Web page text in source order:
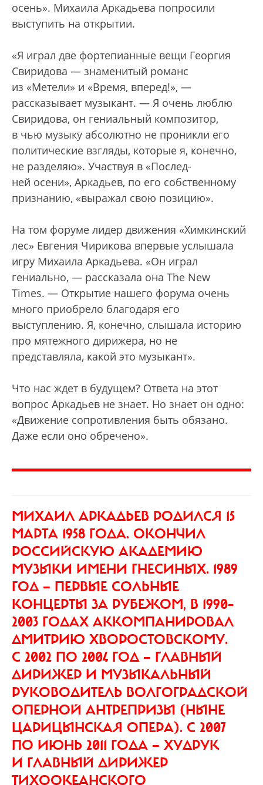
осень». Михаила Аркадьева попросили
выступить на открытии.
«Я играл две фортепианные вещи Георгия
Свиридова — знаменитый романс
из «Метели» и «Время, вперед!», —
рассказывает музыкант. — Я очень люблю
Свиридова, он гениальный композитор,
в чью музыку абсолютно не проникли его
политические взгляды, которые я, конечно,
не разделяю». Участвуя в «Послед-
ней осени», Аркадьев, по его собственному
признанию, «выражал свою позицию».
На том форуме лидер движения «Химкинский
лес» Евгения Чирикова впервые услышала
игру Михаила Аркадьева. «Он играл
гениально, — рассказала она The New
Times. — Открытие нашего форума очень
много приобрело благодаря его
выступлению. Я, конечно, слышала историю
про мятежного дирижера, но не
представляла, какой это музыкант».
Что нас ждет в будущем? Ответа на этот
вопрос Аркадьев не знает. Но знает он одно:
«Движение сопротивления быть обязано.
Даже если оно обречено».
МИХАИЛ АРКАДЬЕВ РОДИЛСЯ 15
МАРТА 1958 ГОДА. ОКОНЧИЛ
РОССИЙСКУЮ АКАДЕМИЮ
МУЗЫКИ ИМЕНИ ГНЕСИНЫХ. 1989
ГОД — ПЕРВЫЕ СОЛЬНЫЕ
КОНЦЕРТЫ ЗА РУБЕЖОМ, В 1990–
2003 ГОДАХ АККОМПАНИРОВАЛ
ДМИТРИЮ ХВОРОСТОВСКОМУ.
С 2002 ПО 2004 ГОД — ГЛАВНЫЙ
ДИРИЖЕР И МУЗЫКАЛЬНЫЙ
РУКОВОДИТЕЛЬ ВОЛГОГРАДСКОЙ
ОПЕРНОЙ АНТРЕПРИЗЫ (НЫНЕ
ЦАРИЦЫНСКАЯ ОПЕРА). С 2007
ПО ИЮНЬ 2011 ГОДА — ХУДРУК
И ГЛАВНЫЙ ДИРИЖЕР
ТИХООКЕАНСКОГО